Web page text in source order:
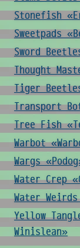
Stonefish
Sweetpads
Sword
Thought
Tiger
Transport
Tree Fish
Warbot
Wargs
Water Crep
Water
Yellow
Winislean»